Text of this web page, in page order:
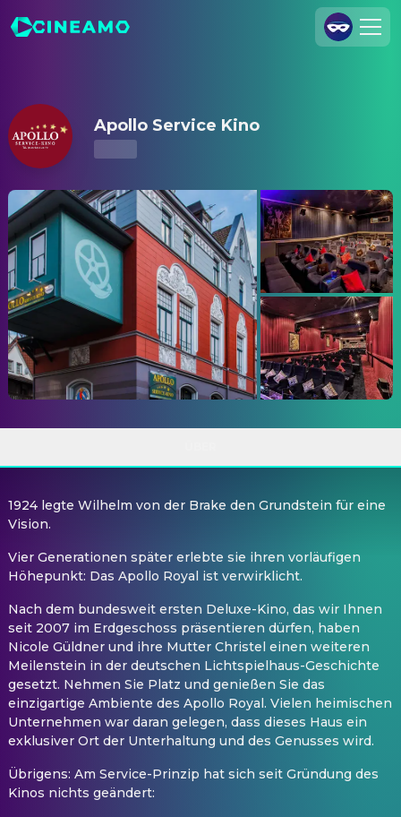
Impressum
Datenschutzerklärung
Datenschutzeinstellungen
Apollo Service Kino
1924 legte Wilhelm von der Brake den Grundstein für eine
Vision.
Vier Generationen später erlebte sie ihren vorläufigen
Höhepunkt: Das Apollo Royal ist verwirklicht.
Nach dem bundesweit ersten Deluxe-Kino, das wir Ihnen
seit 2007 im Erdgeschoss präsentieren dürfen, haben
Nicole Güldner und ihre Mutter Christel einen weiteren
Meilenstein in der deutschen Lichtspielhaus-Geschichte
gesetzt. Nehmen Sie Platz und genießen Sie das
einzigartige Ambiente des Apollo Royal. Vielen heimischen
Unternehmen war daran gelegen, dass dieses Haus ein
exklusiver Ort der Unterhaltung und des Genusses wird.
Übrigens: Am Service-Prinzip hat sich seit Gründung des
Kinos nichts geändert: